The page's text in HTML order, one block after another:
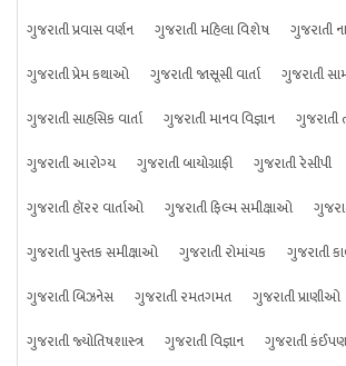
ગુજરાતી પ્રવાસ વર્ણન
ગુજરાતી મહિલા વિશેષ
ગુજરાતી
ગુજરાતી પ્રેમ કથાઓ
ગુજરાતી જાસૂસી વાર્તા
ગુજરાતી
ગુજરાતી સાહસિક વાર્તા
ગુજરાતી માનવ વિજ્ઞાન
ગુજરાતી
ગુજરાતી આરોગ્ય
ગુજરાતી બાયોગ્રાફી ગુજરાતી રેસીપી
ગુજરાતી હૉરર વાર્તાઓ
ગુજરાતી ફિલ્મ સમીક્ષાઓ
ગુજરાતી પુસ્તક સમીક્ષાઓ
ગુજરાતી રોમાંચક
ગુજરાતી
ગુજરાતી બિઝનેસ
ગુજરાતી રમતગમત
ગુજરાતી પ્રાણીઓ
ગુજરાતી જ્યોતિષશાસ્ત્ર
ગુજરાતી વિજ્ઞાન ગુજરાતી કંઈપણ